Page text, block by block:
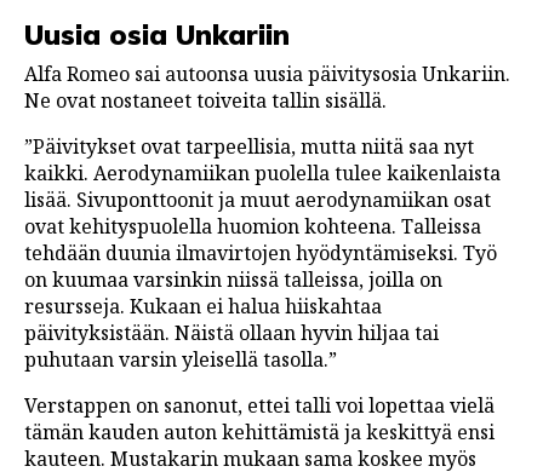
Uusia osia Unkariin
Alfa Romeo sai autoonsa uusia päivitysosia Unkariin.
Ne ovat nostaneet toiveita tallin sisällä.
”Päivitykset ovat tarpeellisia, mutta niitä saa nyt
kaikki. Aerodynamiikan puolella tulee kaikenlaista
lisää. Sivuponttoonit ja muut aerodynamiikan osat
ovat kehityspuolella huomion kohteena. Talleissa
tehdään duunia ilmavirtojen hyödyntämiseksi. Työ
on kuumaa varsinkin niissä talleissa, joilla on
resursseja. Kukaan ei halua hiiskahtaa
päivityksistään. Näistä ollaan hyvin hiljaa tai
puhutaan varsin yleisellä tasolla.”
Verstappen on sanonut, ettei talli voi lopettaa vielä
tämän kauden auton kehittämistä ja keskittyä ensi
kauteen. Mustakarin mukaan sama koskee myös